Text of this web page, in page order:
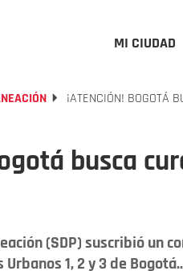
MI CIUDAD
¡ATENCIÓN! BOGOTÁ
busca
(SDP) suscribió un
1, 2 y 3 de